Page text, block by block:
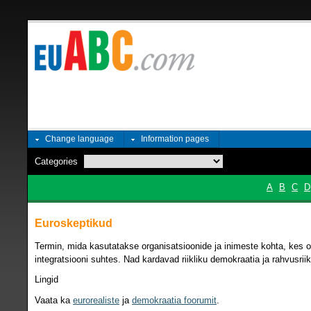
Change language Information pages
Categories
A B C D
Euroskeptikud
Termin, mida kasutatakse organisatsioonide ja inimeste kohta, kes
integratsiooni suhtes. Nad kardavad riikliku demokraatia ja
Lingid
Vaata ka eurorealiste ja demokraatia foorumit